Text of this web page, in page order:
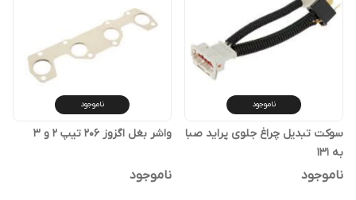
ناموجود
سوکت تبدیل چراغ جلوی پراید صبا
به 131
ناموجود
ناموجود
واشر بغل اگزوز 206 تیپ 2 و 3
ناموجود